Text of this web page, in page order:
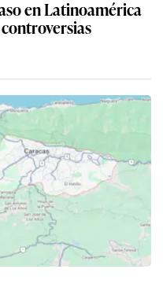
en Latinoamérica